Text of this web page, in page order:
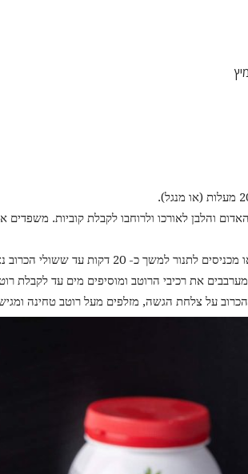
והלבן לאורכו ולרוחבו לקבלת קוביות. משפדים
כ- 20 דקות עד ששולי הכרוב נצרבים קלות.
את רכיבי הרוטב ומוסיפים מים עד לקבלת
על צלחת הגשה, מזלפים מעל רוטב טחינה